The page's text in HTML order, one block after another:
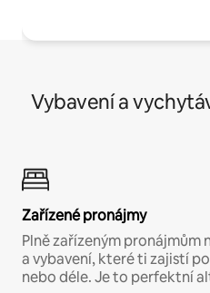
Vybavení a
Zařízené pronájmy
Plně zařízeným pronájmům
a vybavení, které ti zajistí
nebo déle. Je to perfektní